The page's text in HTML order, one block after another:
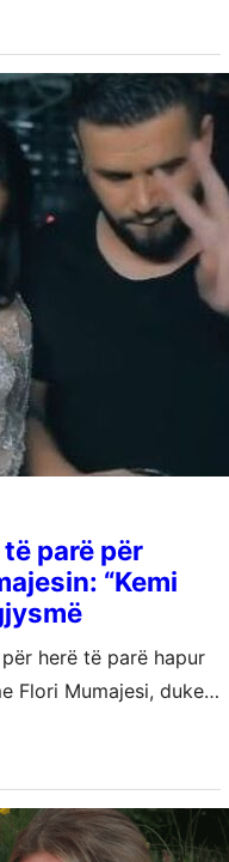
parë për
“Kemi
herë të parë hapur
Flori Mumajesi, duke